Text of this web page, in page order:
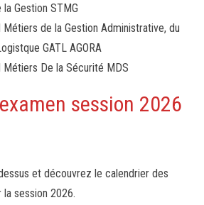
Gestion STMG
de la Gestion Administrative, du
GATL AGORA
Métiers De la Sécurité MDS
session 2026
et découvrez le calendrier des
la session 2026.